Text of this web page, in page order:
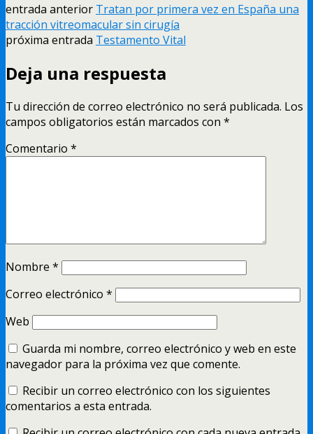
entrada anterior Tratan por primera vez en España una
tracción vitreomacular sin cirugía
próxima entrada Testamento Vital
Deja una respuesta
Tu dirección de correo electrónico no será publicada. Los
campos obligatorios están marcados con *
Comentario *
Nombre *
Correo electrónico *
Web
Guarda mi nombre, correo electrónico y web en este
navegador para la próxima vez que comente.
Recibir un correo electrónico con los siguientes
comentarios a esta entrada.